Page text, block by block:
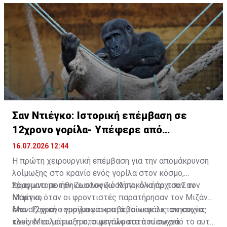
Σαν Ντιέγκο: Ιστορική επέμβαση σε
12χρονο γορίλα- Υπέφερε από
πονοκεφάλους
16.07.2026 12:44
Η πρώτη χειρουργική επέμβαση για την απομάκρυνση
λοίμωξης στο κρανίο ενός γορίλα στον κόσμο,
πραγματοποιήθηκε στον ζωολογικό κήπο του Σαν
Ντιέγκο.
Σύμφωνα με τον Ζωολογικό Κήπο, όλα άρχισαν τον
Μάρτιο, όταν οι φροντιστές παρατήρησαν τον Μιζάνι,
έναν 12χρονο γορίλα να κρατά το κεφάλι του και να
κλείνει τα μάτια του, συμπτώματα που συχνά
Μια αξονική τομογραφία επιβεβαίωσε τις ανησυχίες
τους: Μια λοίμωξη στο μεγάλο οστό πίσω από το αυτί